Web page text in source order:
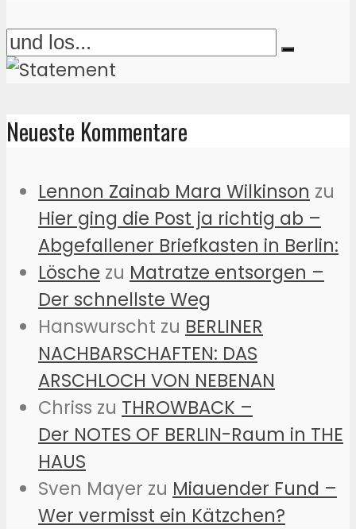
Neueste Kommentare
Lennon Zainab Mara Wilkinson zu
Hier ging die Post ja richtig ab –
Abgefallener Briefkasten in Berlin:
Lösche zu Matratze entsorgen –
Der schnellste Weg
Hanswurscht zu BERLINER
NACHBARSCHAFTEN: DAS
ARSCHLOCH VON NEBENAN
Chriss zu THROWBACK –
Der NOTES OF BERLIN-Raum in THE
HAUS
Sven Mayer zu Miauender Fund –
Wer vermisst ein Kätzchen?